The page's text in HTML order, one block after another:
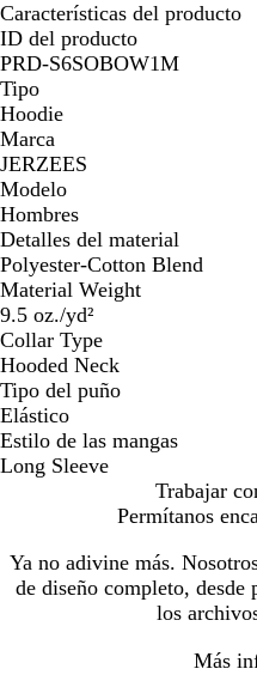
Características del producto
ID del producto
PRD-S6SOBOW1M
Tipo
Hoodie
Marca
JERZEES
Modelo
Hombres
Detalles del material
Polyester-Cotton Blend
Material Weight
9.5 oz./yd²
Collar Type
Hooded Neck
Tipo del puño
Elástico
Estilo de las mangas
Long Sleeve
Trabajar
Permítanos
Ya no adivine más.
de diseño completo, desde
los
Más